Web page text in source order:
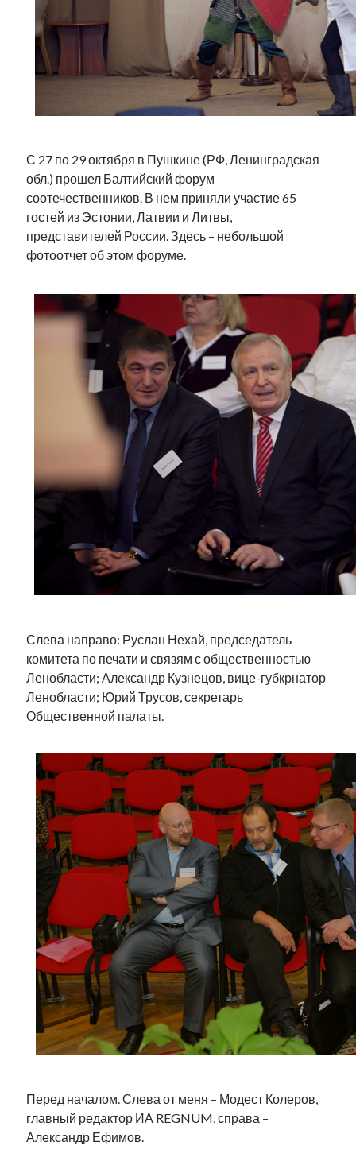
Фотографии
Экономика
Эстония и Россия
Юмор
radio narva takinada андрус ансип
ансиппиада безработица видео
в поисках здравого смысла выборы высказывание
евросоюз интервью история
нацменьшинства образование обучение эстонскому
памятники парад клоунов парламент партия
подкаст потеряны данные пресса программа
рийгикогу россия русский роман
русскоязычное образование сми ссср
стенограмма
танк фотоотчет экономика экономика эстонии
эстонский язык
mstalnuhhin@gmail.com
Отзывы и предложения по блогу:
anton.stalnuhhin@gmail.com
С 27 по 29 октября в Пушкине (РФ, Ленинградская
обл.) прошел Балтийский форум
соотечественников. В нем приняли участие 65
гостей из Эстонии, Латвии и Литвы,
представителей России. Здесь – небольшой
фотоотчет об этом форуме.
Слева направо: Руслан Нехай, председатель
комитета по печати и связям с общественностью
Ленобласти; Александр Кузнецов, вице-губкрнатор
Ленобласти; Юрий Трусов, секретарь
Общественной палаты.
Перед началом. Слева от меня – Модест Колеров,
главный редактор ИА REGNUM, справа –
Александр Ефимов.